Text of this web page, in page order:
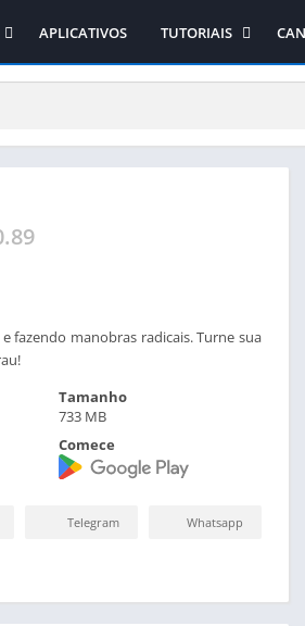
APLICATIVOS
TUTORIAIS
Como obter os jogos
fazendo manobras radicais. Turne sua
Tamanho
733 MB
Comece
Telegram Whatsapp